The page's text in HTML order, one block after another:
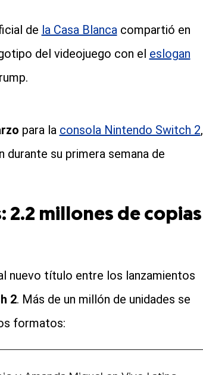
de la Casa Blancacompartió en
del videojuego con el eslogan
para la consola Nintendo Switch 2,
durante su primera semana de
2.2 millones de copias
nuevo título entre los lanzamientos
2. Más de un millón de unidades se
formatos: